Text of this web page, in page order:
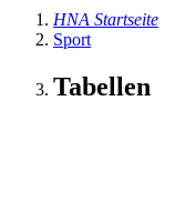
HNA Startseite
Sport
Tabellen